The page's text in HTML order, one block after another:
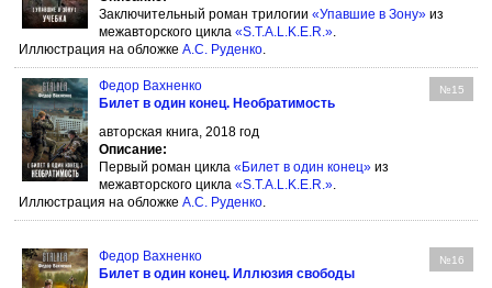
Заключительный роман трилогии «Упавшие в Зону» из
межавторского цикла «S.T.A.L.K.E.R.».
Иллюстрация на обложке А.С. Руденко.
Федор Вахненко №15
Билет в один конец. Необратимость
авторская книга, 2018 год
Описание:
Первый роман цикла «Билет в один конец» из
межавторского цикла «S.T.A.L.K.E.R.».
Иллюстрация на обложке А.С. Руденко.
Федор Вахненко №16
Билет в один конец. Иллюзия свободы